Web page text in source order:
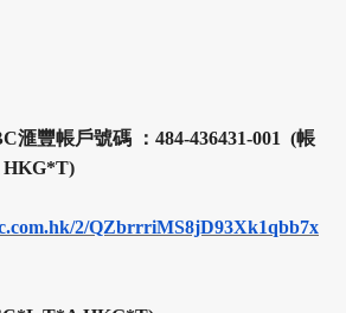
滙豐帳戶號碼 ：484-436431-001 (帳
HKG*T)
2/QZbrrriMS8jD93Xk1qbb7x